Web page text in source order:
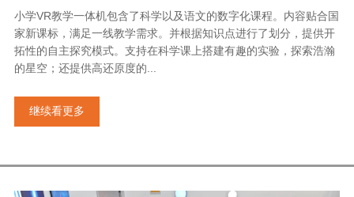
小学VR教学一体机包含了科学以及语文的数字化课程。内容贴合国
家新课标，满足一线教学需求。并根据知识点进行了划分，提供开
拓性的自主探究模式。支持在科学课上搭建有趣的实验，探索浩瀚
的星空；还提供高还原度的...
继续看更多